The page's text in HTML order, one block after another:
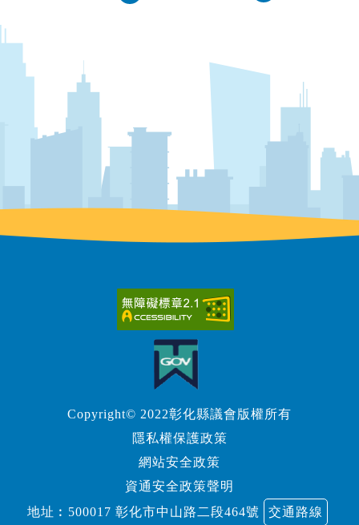
Copyright© 2022彰化縣議會版權所有
隱私權保護政策
網站安全政策
資通安全政策聲明
地址︰500017 彰化市中山路二段464號
交通路線